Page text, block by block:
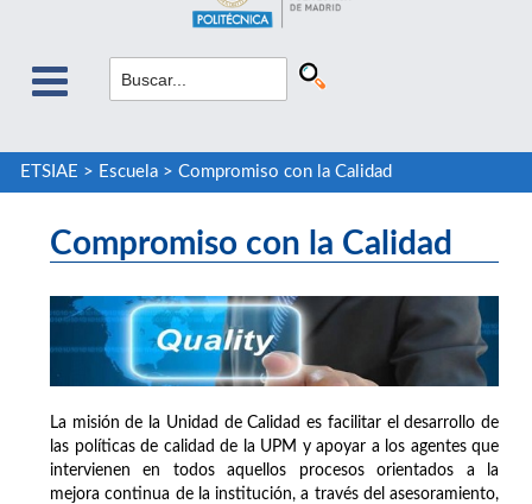
ETSIAE > Escuela> Compromiso con la Calidad
Compromiso con la Calidad
La misión de la Unidad de Calidad es facilitar el desarrollo de
las políticas de calidad de la UPM y apoyar a los agentes que
intervienen en todos aquellos procesos orientados a la
mejora continua de la institución, a través del asesoramiento,